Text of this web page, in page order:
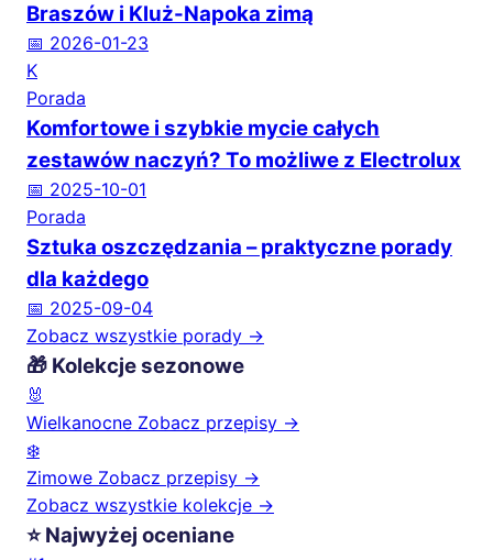
Braszów i Kluż-Napoka zimą
📅 2026-01-23
K
Porada
Komfortowe i szybkie mycie całych
zestawów naczyń? To możliwe z Electrolux
📅 2025-10-01
Porada
Sztuka oszczędzania – praktyczne porady
dla każdego
📅 2025-09-04
Zobacz wszystkie porady →
🎁 Kolekcje sezonowe
🐰
Wielkanocne Zobacz przepisy →
❄️
Zimowe Zobacz przepisy →
Zobacz wszystkie kolekcje →
⭐ Najwyżej oceniane